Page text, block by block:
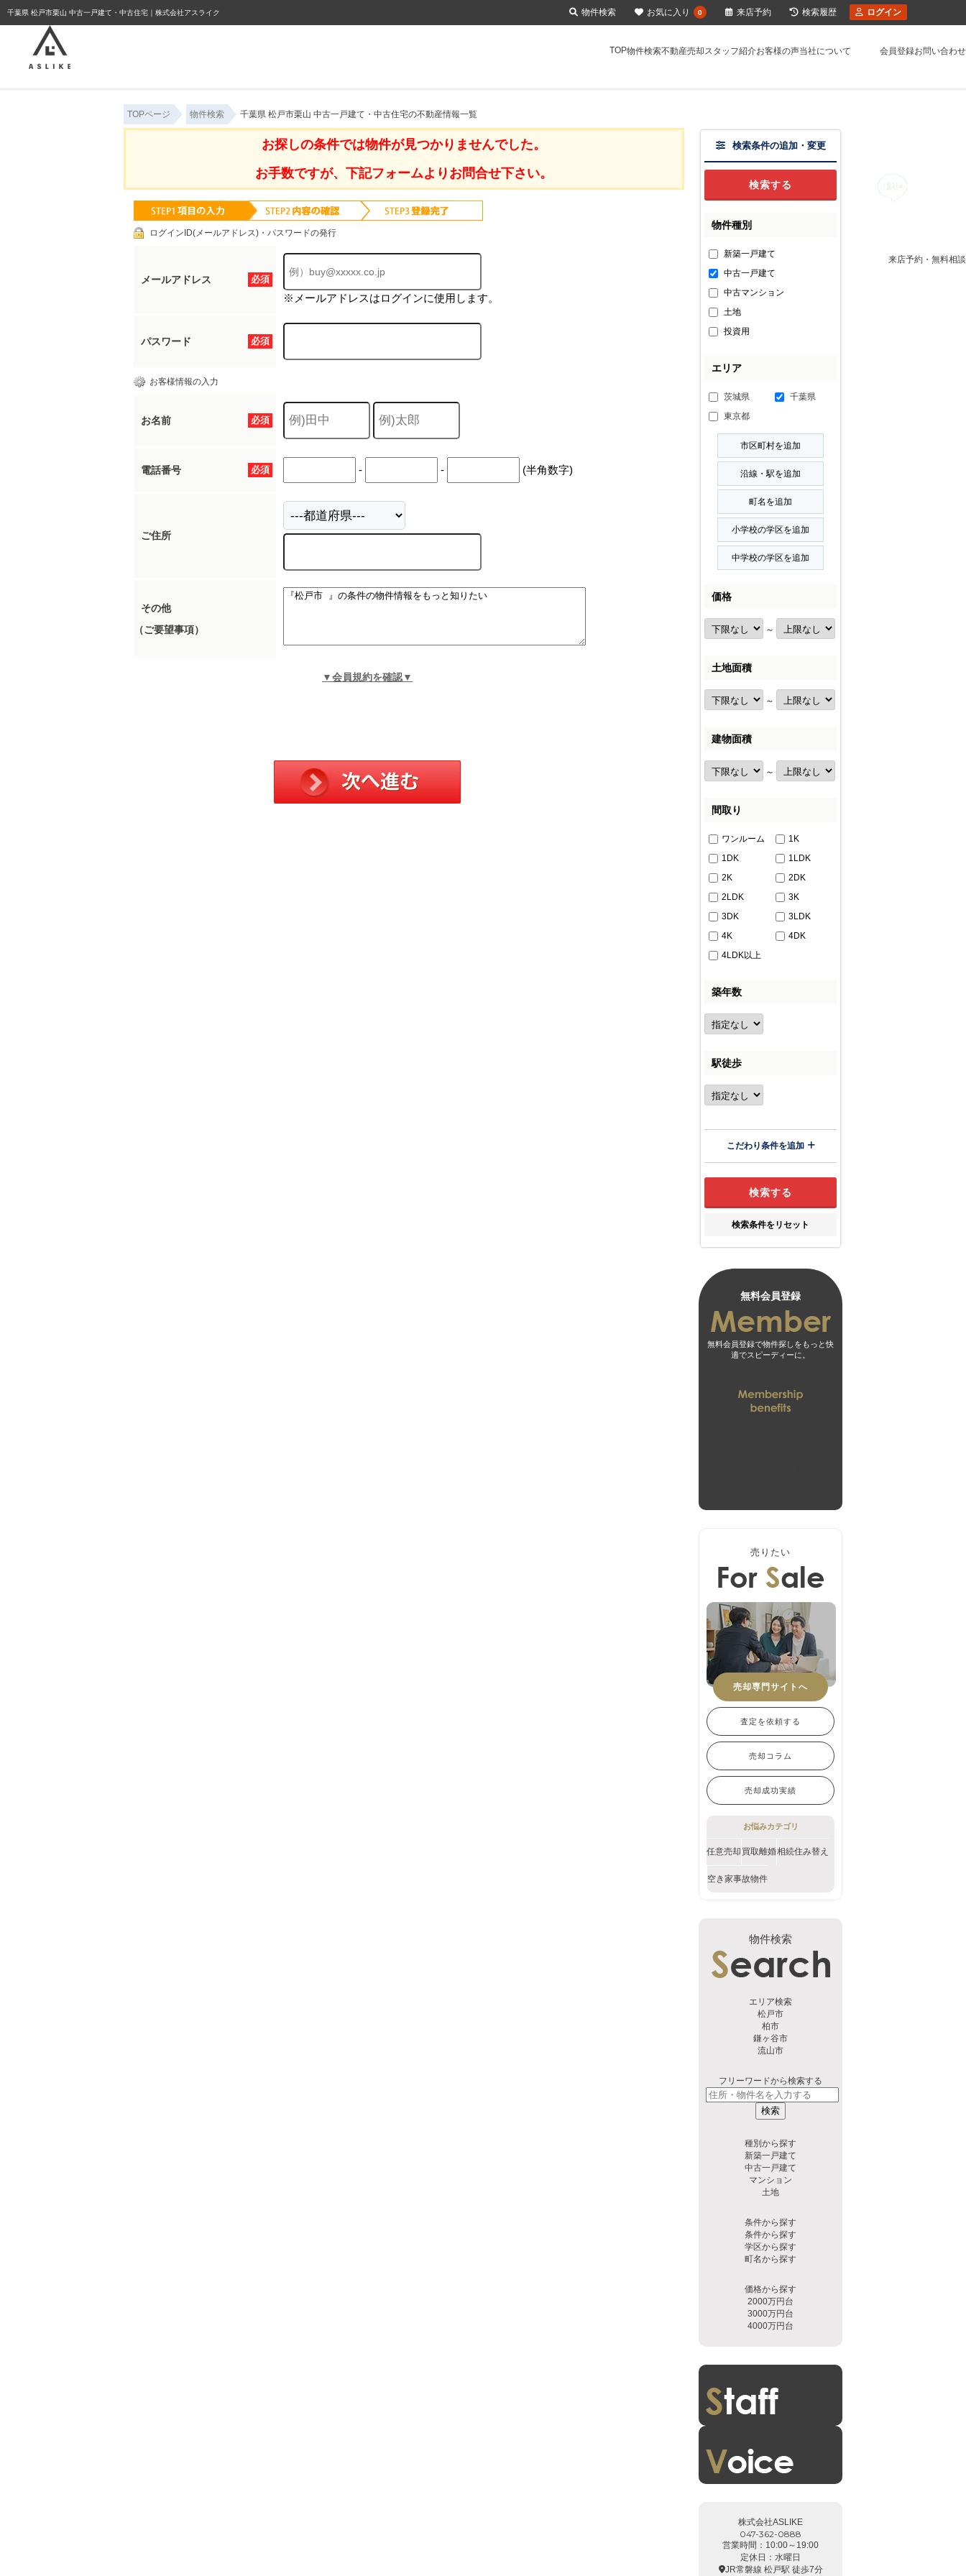
千葉県 松戸市栗山 中古一戸建て・中古住宅｜株式会社アスライク
TOP物件検索不動産売却スタッフ紹介お客様の声当社について 会員登録お問い合わせ
来店予約・無料相談
TOPページ 物件検索 千葉県 松戸市栗山 中古一戸建て・中古住宅の不動産情報一覧
お探しの条件では物件が見つかりませんでした。
お手数ですが、下記フォームよりお問合せ下さい。
ログインID(メールアドレス)・パスワードの発行
必須
メールアドレス
※メールアドレスはログインに使用します。
必須
パスワード
お客様情報の入力
必須
お名前
必須
電話番号 - - (半角数字)
ご住所
その他
（ご要望事項）
▼会員規約を確認▼
検索条件の追加・変更
物件種別
新築一戸建て
中古一戸建て
中古マンション
土地
投資用
エリア
茨城県
千葉県
東京都
価格
～
土地面積
～
建物面積
～
間取り
ワンルーム
1K
1DK
1LDK
2K
2DK
2LDK
3K
3DK
3LDK
4K
4DK
4LDK以上
築年数
駅徒歩
こだわり条件を追加
検索条件をリセット
無料会員登録
無料会員登録で物件探しをもっと快
適でスピーディーに。
売りたい
売却専門サイトへ
査定を依頼する
売却コラム
売却成功実績
お悩みカテゴリ
任意売却 買取離婚相続住み替え
空き家事故物件
物件検索
エリア検索
松戸市
柏市
鎌ヶ谷市
流山市
フリーワードから検索する
検索
種別から探す
新築一戸建て
中古一戸建て
マンション
土地
条件から探す
条件から探す
学区から探す
町名から探す
価格から探す
2000万円台
3000万円台
4000万円台
株式会社ASLIKE
047-362-0888
営業時間：10:00～19:00
定休日：水曜日
JR常磐線 松戸駅 徒歩7分
物件検索 お気に入り 0 来店予約 検索履歴 ログイン